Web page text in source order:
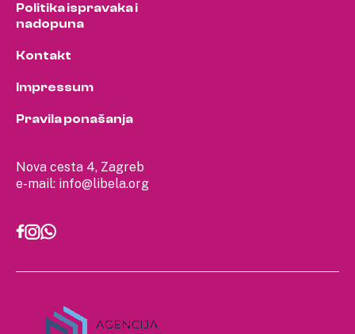
Nova cesta 4, Zagreb
e-mail: info@libela.org
Politika ispravaka i
nadopuna
Kontakt
Impressum
Pravila ponašanja